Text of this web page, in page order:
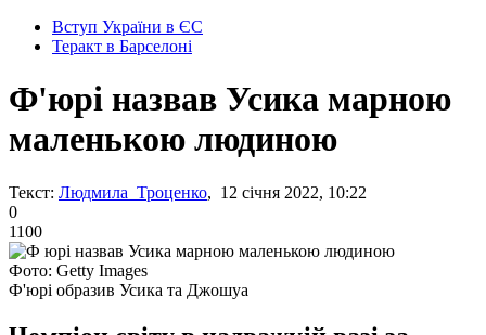
Вступ України в ЄС
Теракт в Барселоні
Ф'юрі назвав Усика марною
маленькою людиною
Текст: Людмила Троценко, 12 січня 2022, 10:22
0
1100
Фото: Getty Images
Ф'юрі образив Усика та Джошуа